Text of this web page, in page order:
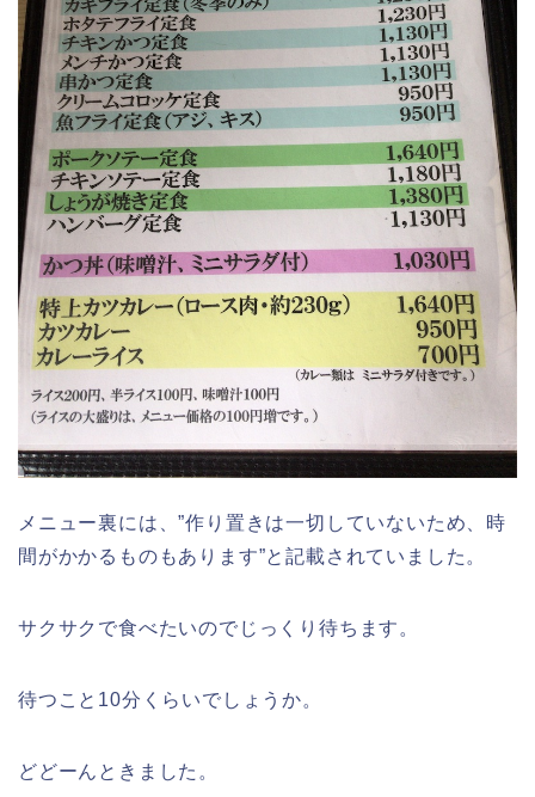
メニュー裏には、”作り置きは一切していないため、時
間がかかるものもあります”と記載されていました。
サクサクで食べたいのでじっくり待ちます。
待つこと10分くらいでしょうか。
どどーんときました。